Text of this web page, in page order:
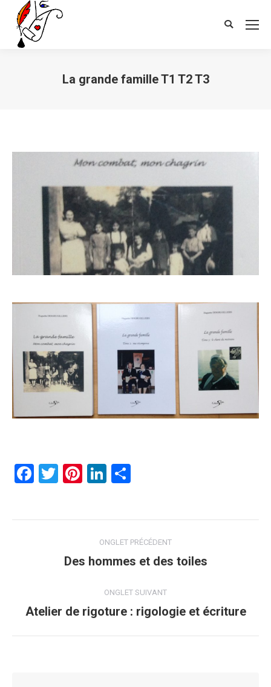
Search:
La grande famille T1 T2 T3
Facebook
Twitter
Pinterest
LinkedIn
commentaire
ONGLET PRÉCÉDENT
Onglet
Des hommes et des toiles
ONGLET SUIVANT
Projets
Atelier de rigoture : rigologie et écriture